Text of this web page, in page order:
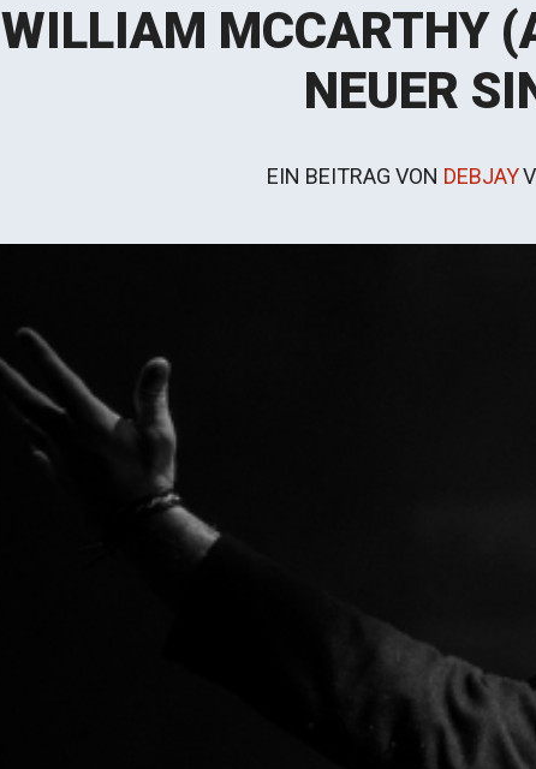
WILLIAM MCCARTHY
NEUER
EIN BEITRAG VON DEBJAY